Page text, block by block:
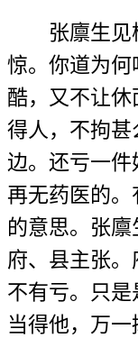
张廪生
惊。你道为何
酷，又不让
得人，不拘甚
边。还亏一
再无药医的
的意思。张
府、县主张
不有亏。只
当得他，万